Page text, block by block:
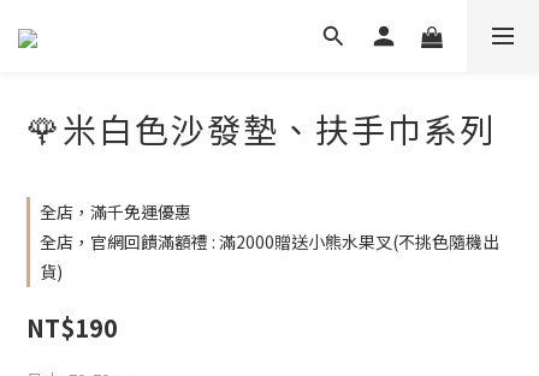
🌹米白色沙發墊、扶手巾系列
全店，滿千免運優惠
全店，官網回饋滿額禮 : 滿2000贈送小熊水果叉(不挑色隨機出
貨)
NT$190